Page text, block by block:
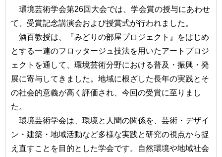
環境芸術学会第26回大会では、学会賞の授与にあわせ
て、受賞記念講演会および授賞式が行われました。
酒百教授は、『みどりの部屋プロジェクト』をはじめ
とする一連のフロッタージュ技法を用いたアートプロジ
ェクトを通して、環境芸術分野における普及・振興・発
展に寄与してきました。地域に根ざした長年の実践とそ
の社会的意義が高く評価され、今回の受賞に至りまし
た。
環境芸術学会は、環境と人間の関係を、芸術・デザイ
ン・建築・地域活動など多様な実践と研究の視点から捉
え直すことを目的とした学会です。自然環境や地域社会